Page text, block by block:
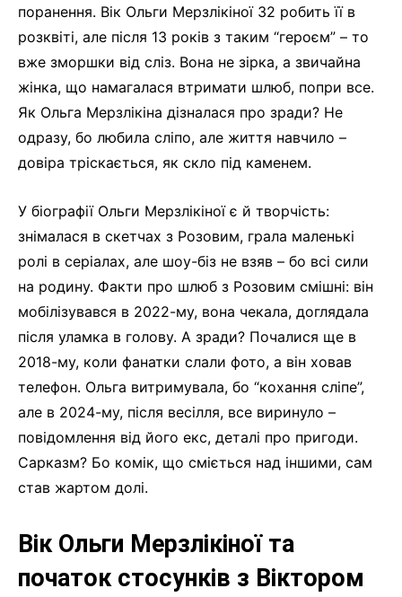
поранення. Вік Ольги Мерзлікіної 32 робить її в
розквіті, але після 13 років з таким “героєм” – то
вже зморшки від сліз. Вона не зірка, а звичайна
жінка, що намагалася втримати шлюб, попри все.
Як Ольга Мерзлікіна дізналася про зради? Не
одразу, бо любила сліпо, але життя навчило –
довіра тріскається, як скло під каменем.
У біографії Ольги Мерзлікіної є й творчість:
знімалася в скетчах з Розовим, грала маленькі
ролі в серіалах, але шоу-біз не взяв – бо всі сили
на родину. Факти про шлюб з Розовим смішні: він
мобілізувався в 2022-му, вона чекала, доглядала
після уламка в голову. А зради? Почалися ще в
2018-му, коли фанатки слали фото, а він ховав
телефон. Ольга витримувала, бо “кохання сліпе”,
але в 2024-му, після весілля, все виринуло –
повідомлення від його екс, деталі про пригоди.
Сарказм? Бо комік, що сміється над іншими, сам
став жартом долі.
Вік Ольги Мерзлікіної та
початок стосунків з Віктором